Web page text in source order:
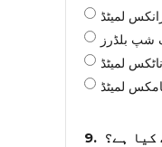
لمیٹڈ
شپ بلڈرز
لمیٹڈ
لمیٹڈ
9. کیا ہے؟